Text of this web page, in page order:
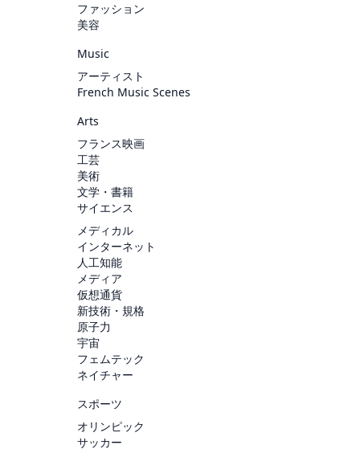
ファッション
美容
Music
アーティスト
French Music Scenes
Arts
フランス映画
工芸
美術
文学・書籍
サイエンス
メディカル
インターネット
人工知能
メディア
仮想通貨
新技術・規格
原子力
宇宙
フェムテック
ネイチャー
スポーツ
オリンピック
サッカー